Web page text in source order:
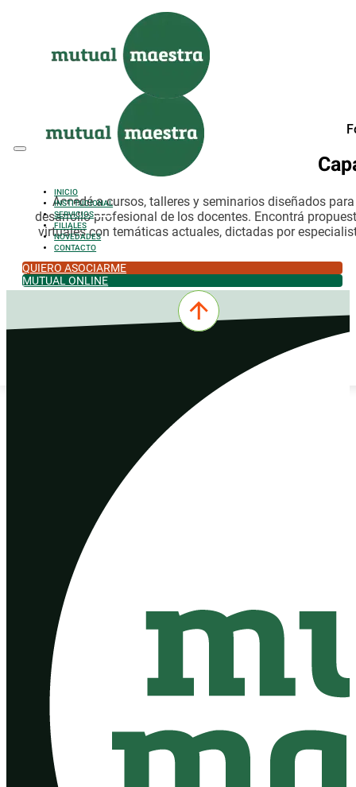
Saltar al pie de página
INICIO
INSTITUCIONAL
SERVICIOS
FILIALES
NOVEDADES
CONTACTO
QUIERO ASOCIARME
MUTUAL ONLINE
Accedé a cursos, talleres y seminarios diseñados
desarrollo profesional de los docentes. Encontrá
virtuales con temáticas actuales, dictadas por